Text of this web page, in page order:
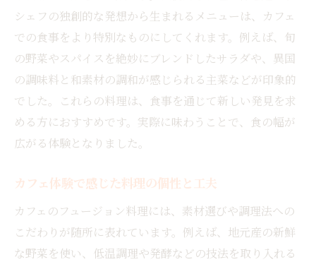
シェフの独創的な発想から生まれるメニューは、カフェ
での食事をより特別なものにしてくれます。例えば、旬
の野菜やスパイスを絶妙にブレンドしたサラダや、異国
の調味料と和素材の調和が感じられる主菜などが印象的
でした。これらの料理は、食事を通じて新しい発見を求
める方におすすめです。実際に味わうことで、食の幅が
広がる体験となりました。
カフェ体験で感じた料理の個性と工夫
カフェのフュージョン料理には、素材選びや調理法への
こだわりが随所に表れています。例えば、地元産の新鮮
な野菜を使い、低温調理や発酵などの技法を取り入れる